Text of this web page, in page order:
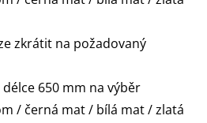
zkrátit na požadovaný
650 mm na výběr
/ černá mat / bílá mat / zlatá